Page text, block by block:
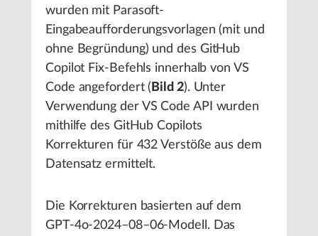
wurden mit Parasoft-
Eingabeaufforderungsvorlagen (mit und
ohne Begründung) und des GitHub
Copilot Fix-Befehls innerhalb von VS
Code angefordert ( Bild 2). Unter
Verwendung der VS Code API wurden
mithilfe des GitHub Copilots
Korrekturen für 432 Verstöße aus dem
Datensatz ermittelt.
Die Korrekturen basierten auf dem
GPT-4o-2024–08–06-Modell. Das